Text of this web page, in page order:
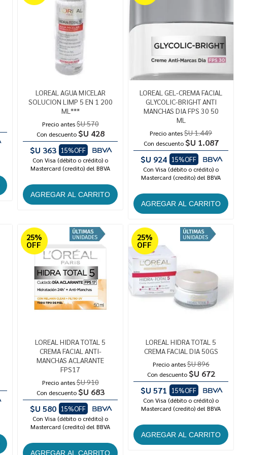
LOREAL AGUA MICELAR
SOLUCION LIMP 5 EN 1 200
ML***
Precio antes$U 570
Con descuento $U 428
$U 363
15%OFF
Con Visa (débito o crédito) o
Mastercard (credito) del BBVA
LOREAL GEL-CREMA FACIAL
GLYCOLIC-BRIGHT ANTI
MANCHAS DIA FPS 30 50
ML
Precio antes$U 1.449
Con descuento $U 1.087
$U 924
15%OFF
Con Visa (débito o crédito) o
Mastercard (credito) del BBVA
25%
OFF
LOREAL HIDRA TOTAL 5
CREMA FACIAL ANTI-
MANCHAS ACLARANTE
FPS17
Precio antes$U 910
Con descuento $U 683
$U 580
15%OFF
Con Visa (débito o crédito) o
Mastercard (credito) del BBVA
25%
OFF
LOREAL HIDRA TOTAL 5
CREMA FACIAL DIA 50GS
Precio antes$U 896
Con descuento $U 672
$U 571
15%OFF
Con Visa (débito o crédito) o
Mastercard (credito) del BBVA